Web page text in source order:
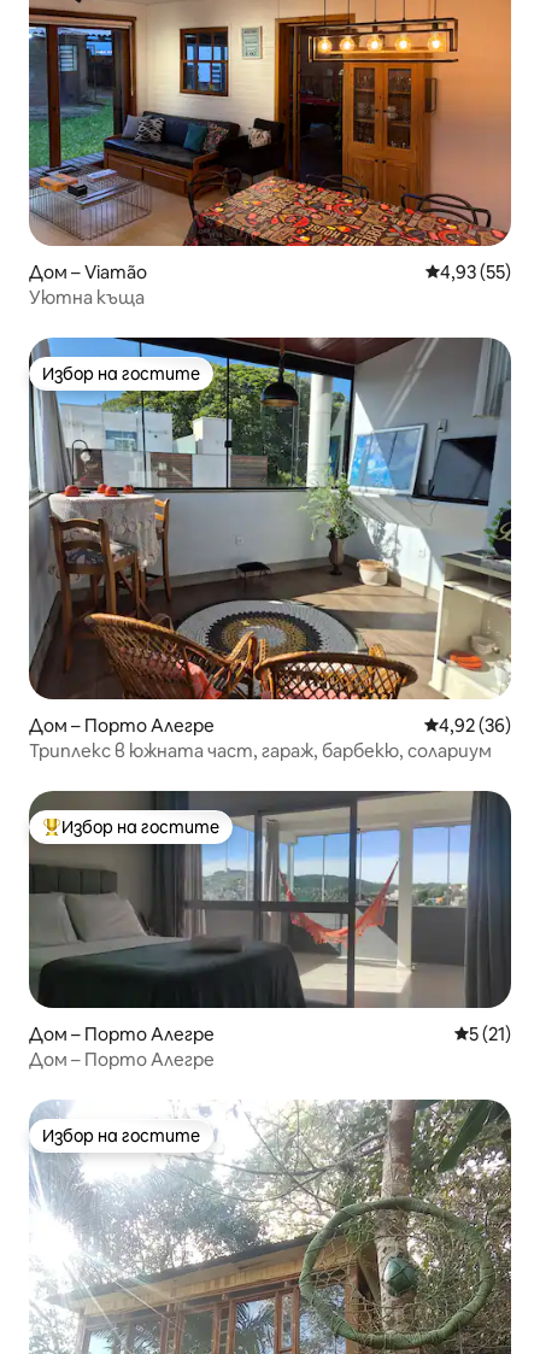
Дом – Viamão Средна
4,93 (55)
Уютна къща
Избор на гостите
Избор на гостите
Дом – Порто Алегре Средна
4,92 (36)
Триплекс в южната част, гараж, барбекю, солариум
Най-популярен избор на гостите
Избор на гостите
Дом – Порто Алегре Средна
5 (21)
Дом – Порто Алегре
Избор на гостите
Избор на гостите